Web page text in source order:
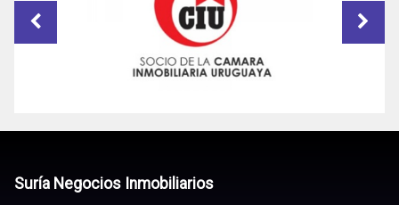
Suría Negocios Inmobiliarios